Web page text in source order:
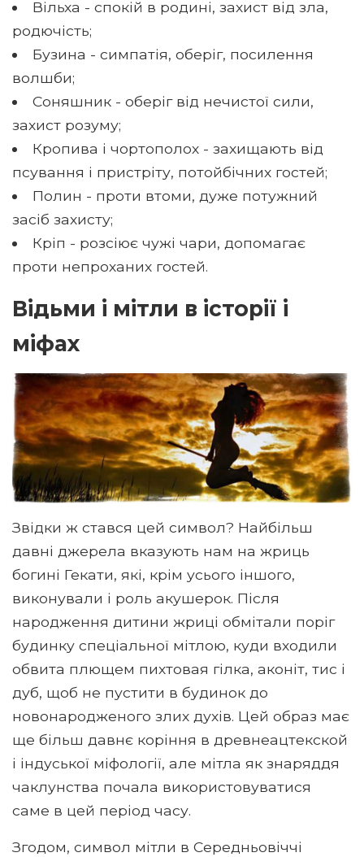
Вільха - спокій в родині, захист від зла,
родючість;
Бузина - симпатія, оберіг, посилення
волшби;
Соняшник - оберіг від нечистої сили,
захист розуму;
Кропива і чортополох - захищають від
псування і пристріту, потойбічних гостей;
Полин - проти втоми, дуже потужний
засіб захисту;
Кріп - розсіює чужі чари, допомагає
проти непроханих гостей.
Відьми і мітли в історії і
міфах
Звідки ж стався цей символ? Найбільш
давні джерела вказують нам на жриць
богині Гекати, які, крім усього іншого,
виконували і роль акушерок. Після
народження дитини жриці обмітали поріг
будинку спеціальної мітлою, куди входили
обвита плющем пихтовая гілка, аконіт, тис і
дуб, щоб не пустити в будинок до
новонародженого злих духів. Цей образ має
ще більш давнє коріння в древнеацтекской
і індуської міфології, але мітла як знаряддя
чаклунства почала використовуватися
саме в цей період часу.
Згодом, символ мітли в Середньовіччі